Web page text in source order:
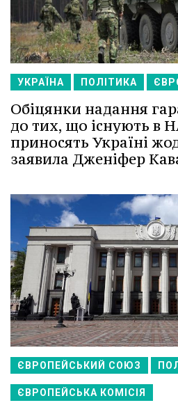
УКРАЇНА ПОЛІТИКА
Обіцянки надання
до тих, що існують в
приносять Україні
заявила Дженіфер
ЄВРОПЕЙСЬКИЙ СОЮЗ
ЄВРОПЕЙСЬКА КОМІСІЯ